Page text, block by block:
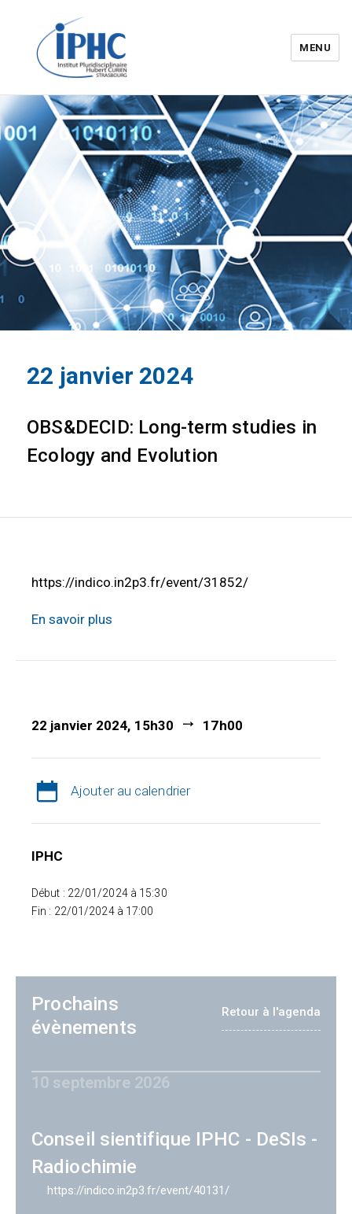
Institut pluridisciplinaire Hubert
Curien – IPHC
MENU
22 janvier 2024
OBS&DECID: Long-term studies in
Ecology and Evolution
https://indico.in2p3.fr/event/31852/
En savoir plus
22 janvier 2024, 15h30 17h00
Ajouter au calendrier
IPHC
Début : 22/01/2024 à 15:30
Fin : 22/01/2024 à 17:00
Prochains
évènements
Retour à l'agenda
10 septembre 2026
Conseil sientifique IPHC - DeSIs -
Radiochimie
https://indico.in2p3.fr/event/40131/